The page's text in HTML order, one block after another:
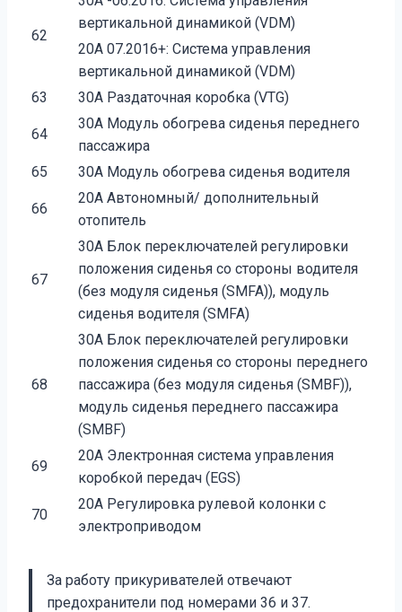
62
вертикальной динамикой (VDM)
20A 07.2016+: Система управления
вертикальной динамикой (VDM)
63
30A Раздаточная коробка (VTG)
64
30A Модуль обогрева сиденья переднего
пассажира
65
30A Модуль обогрева сиденья водителя
66
20A Автономный/ дополнительный
отопитель
67
30A Блок переключателей регулировки
положения сиденья со стороны водителя
(без модуля сиденья (SMFA)), модуль
сиденья водителя (SMFA)
68
30A Блок переключателей регулировки
положения сиденья со стороны переднего
пассажира (без модуля сиденья (SMBF)),
модуль сиденья переднего пассажира
(SMBF)
69
20A Электронная система управления
коробкой передач (EGS)
70
20A Регулировка рулевой колонки с
электроприводом
За работу прикуривателей отвечают
предохранители под номерами 36 и 37.